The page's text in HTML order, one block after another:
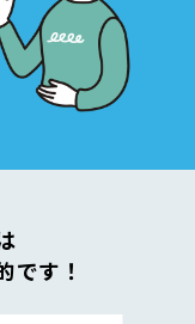
です！